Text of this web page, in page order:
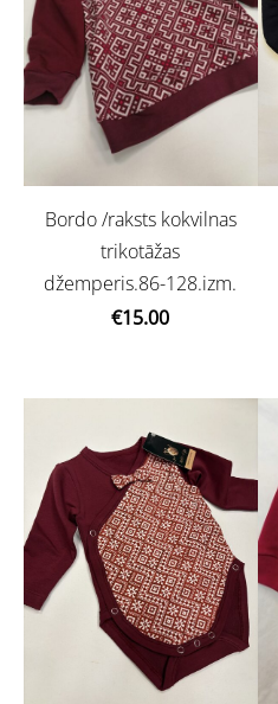
Bordo /raksts kokvilnas
trikotāžas
džemperis.86-128.izm.
€15.00